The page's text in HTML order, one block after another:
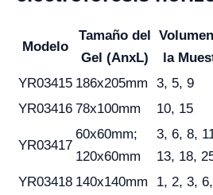
Modelo
Tamaño del
Gel (AnxL)
la
YR03415 186x205mm 3, 5, 9
YR03416 78x100mm 10, 15
YR03417
60x60mm;
120x60mm
3, 6, 8,
13, 18,
YR03418 140x140mm 1, 2, 3,